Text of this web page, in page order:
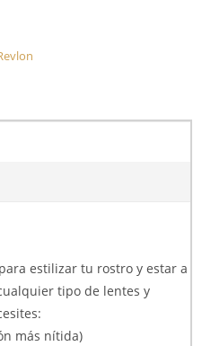
estilizar tu rostro y estar a
tipo de lentes y
más nítida)